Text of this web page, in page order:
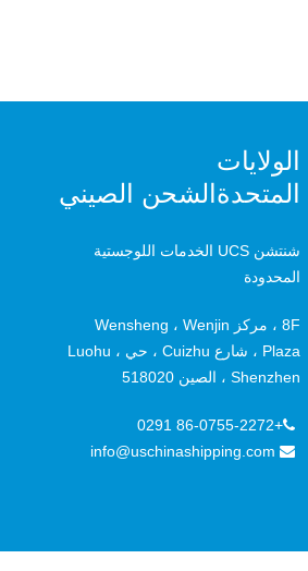
الولايات
المتحدةالشحن الصيني
شنتشن UCS الخدمات اللوجستية
المحدودة
8F ، مركز Wensheng ، Wenjin
Plaza ، شارع Cuizhu ، حي Luohu ،
Shenzhen ، الصين 518020
+86-0755-2272 0291
info@uschinashipping.com